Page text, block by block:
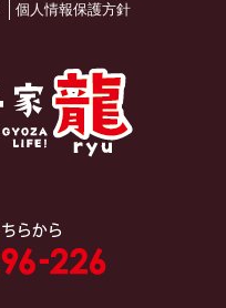
個人情報保護方針